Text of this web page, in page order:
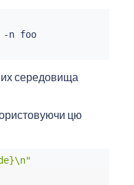
-n foo
середовища
цю